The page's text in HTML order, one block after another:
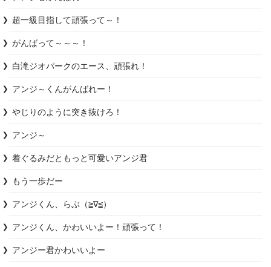
超一級目指して頑張って～！
がんばって～～～！
白滝ジオパークのエース、頑張れ！
アンジ～くんがんばれー！
やじりのように突き抜けろ！
アンジ～
着ぐるみだともっと可愛いアンジ君
もう一歩だー
アンジくん、らぶ（≧∇≦）
アンジくん、かわいいよー！頑張って！
アンジー君かわいいよー